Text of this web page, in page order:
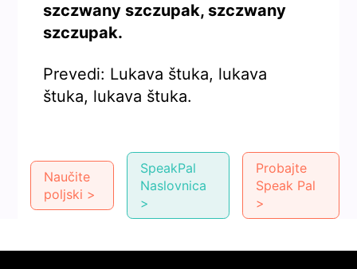
szczwany szczupak, szczwany
szczupak.
Prevedi: Lukava štuka, lukava
štuka, lukava štuka.
Naučite
poljski >
SpeakPal
Naslovnica
>
Probajte
Speak Pal
>